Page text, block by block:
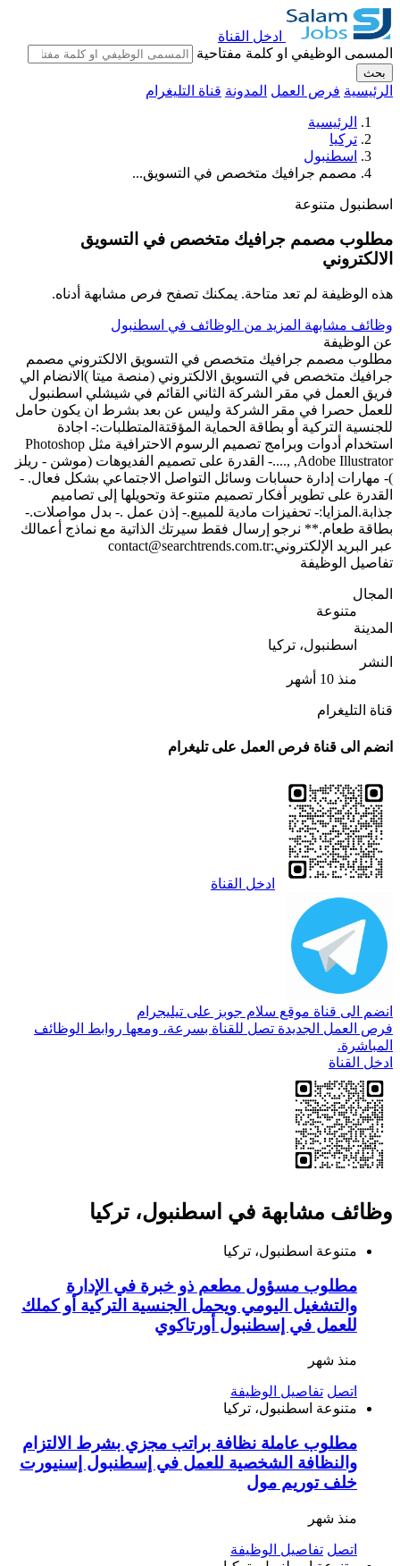
ادخل القناة
المسمى الوظيفي او كلمة مفتاحية
بحث
الرئيسية فرص العمل المدونة قناة التليغرام
الرئيسية
تركيا
اسطنبول
مصمم جرافيك متخصص في التسويق...
اسطنبول متنوعة
مطلوب مصمم جرافيك متخصص في التسويق
الالكتروني
هذه الوظيفة لم تعد متاحة. يمكنك تصفح فرص مشابهة أدناه.
وظائف مشابهة المزيد من الوظائف في اسطنبول
عن الوظيفة
مطلوب مصمم جرافيك متخصص في التسويق الالكتروني مصمم
جرافيك متخصص في التسويق الالكتروني (منصة ميتا )الانضام الي
فريق العمل في مقر الشركة الثاني القائم في شيشلي اسطنبول
للعمل حصرا في مقر الشركة وليس عن بعد بشرط ان يكون حامل
للجنسية التركية أو بطاقة الحماية المؤقتةالمتطلبات:- اجادة
استخدام أدوات وبرامج تصميم الرسوم الاحترافية مثل Photoshop
,Adobe Illustrator ,....- القدرة على تصميم الفديوهات (موشن - ريلز
)- مهارات إدارة حسابات وسائل التواصل الاجتماعي بشكل فعال. -
القدرة على تطوير أفكار تصميم متنوعة وتحويلها إلى تصاميم
جذابة.المزايا:- تحفيزات مادية للمبيع.- إذن عمل .- بدل مواصلات.-
بطاقة طعام.** نرجو إرسال فقط سيرتك الذاتية مع نماذج أعمالك
عبر البريد الإلكتروني:contact@searchtrends.com.tr
تفاصيل الوظيفة
المجال
متنوعة
المدينة
اسطنبول، تركيا
النشر
منذ 10 أشهر
قناة التليغرام
انضم الى قناة فرص العمل على تليغرام
ادخل القناة
انضم الى قناة موقع سلام جوبز على تيليجرام
فرص العمل الجديدة تصل للقناة بسرعة، ومعها روابط الوظائف
المباشرة.
ادخل القناة
وظائف مشابهة في اسطنبول، تركيا
متنوعة اسطنبول، تركيا
مطلوب مسؤول مطعم ذو خبرة في الإدارة
والتشغيل اليومي ويحمل الجنسية التركية أو كملك
للعمل في إسطنبول أورتاكوي
منذ شهر
اتصل تفاصيل الوظيفة
متنوعة اسطنبول، تركيا
مطلوب عاملة نظافة براتب مجزي بشرط الالتزام
والنظافة الشخصية للعمل في إسطنبول إسنيورت
خلف توريم مول
منذ شهر
اتصل تفاصيل الوظيفة